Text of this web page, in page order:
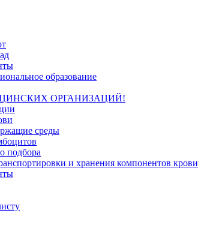
образование
ОРГАНИЗАЦИЙ!
среды
подбора
и хранения компонентов крови